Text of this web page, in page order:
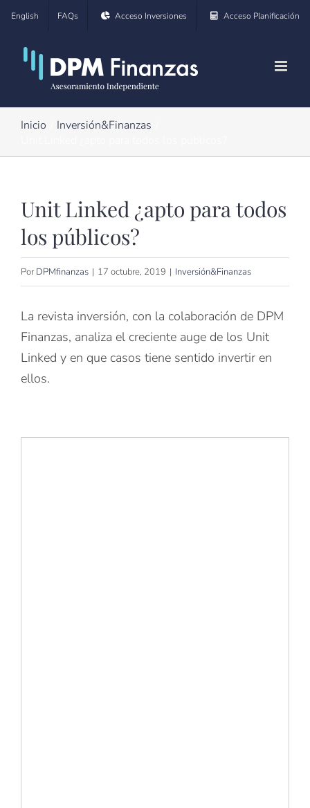
Saltar
contenido
English FAQs Acceso Inversiones Acceso Planificación
Inicio
Inversión&Finanzas
Unit Linked ¿apto para todos
los públicos?
PorDPMfinanzas | 17 octubre, 2019 | Inversión&Finanzas
La revista inversión, con la colaboración de DPM
Finanzas, analiza el creciente auge de los Unit
Linked y en que casos tiene sentido invertir en
ellos.